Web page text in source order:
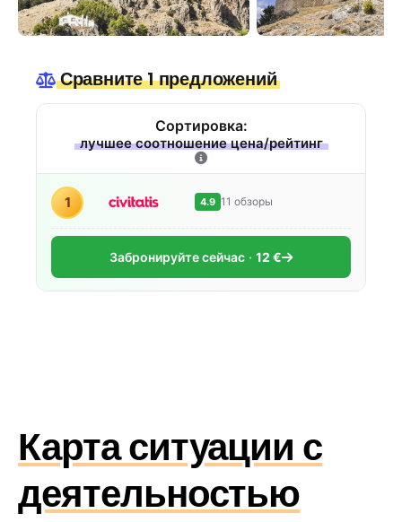
Сравните 1 предложений
Сортировка:
лучшее соотношение цена/рейтинг
1 4.9 11 обзоры
Забронируйте сейчас 12 €
Карта ситуации с
деятельностью